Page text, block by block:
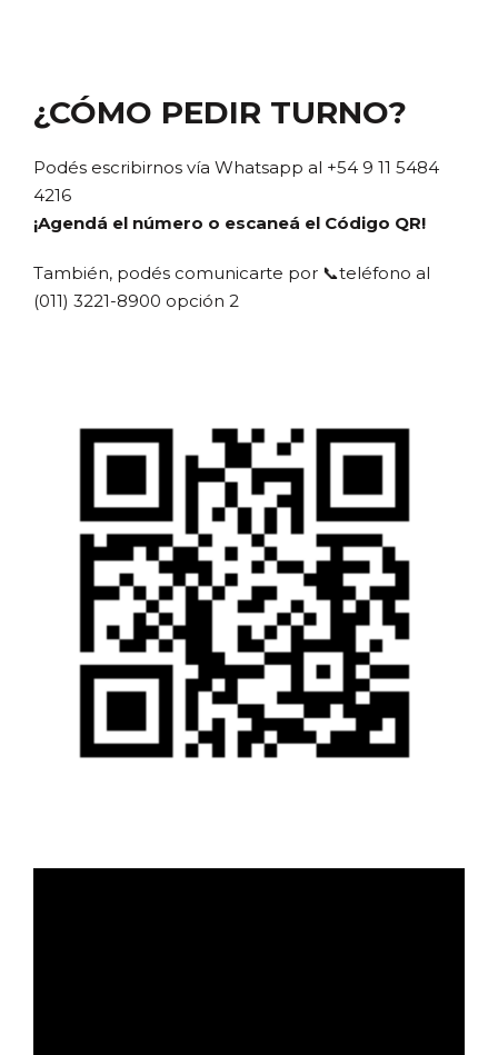
¿CÓMO PEDIR TURNO?
Podés escribirnos vía Whatsapp al +54 9 11 5484
4216
¡Agendá el número o escaneá el Código QR!
También, podés comunicarte por 📞teléfono al
(011) 3221-8900 opción 2